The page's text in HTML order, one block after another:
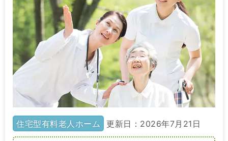
住宅型有料老人ホーム 更新日：2026年7月21日